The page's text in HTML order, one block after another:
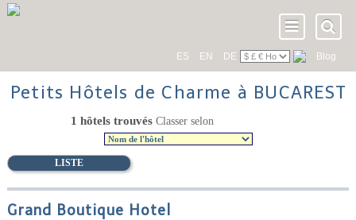
ES EN DE Blog
Petits Hôtels de Charme à BUCAREST
LISTE
1 hôtels trouvés Classer selon
Grand Boutique Hotel